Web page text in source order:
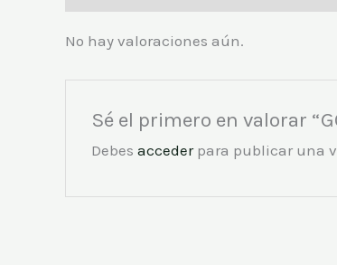
No hay valoraciones aún.
Sé el primero en valorar
Debesaccederpara publicar una